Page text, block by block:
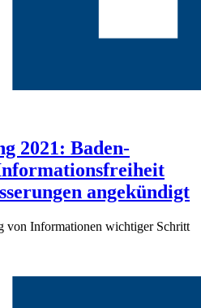
2021: Baden-
angekündigt
von Informationen wichtiger Schritt